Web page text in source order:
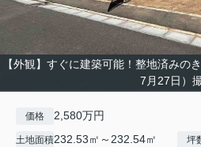
【外観】すぐに建築可能！整地済みの
7月27日）
価格 2,580万円
土地面積232.53㎡～232.54㎡ 坪